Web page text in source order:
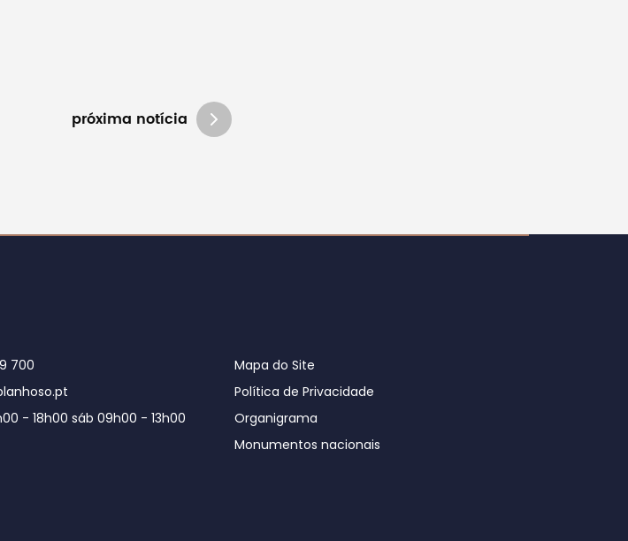
próxima notícia
700
- 18h00 sáb 09h00 - 13h00
Mapa do Site
Política de Privacidade
Organigrama
Monumentos nacionais